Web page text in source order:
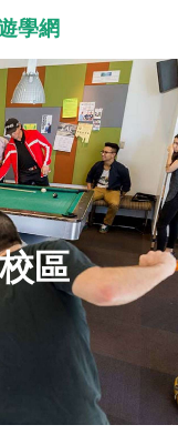
區
學網